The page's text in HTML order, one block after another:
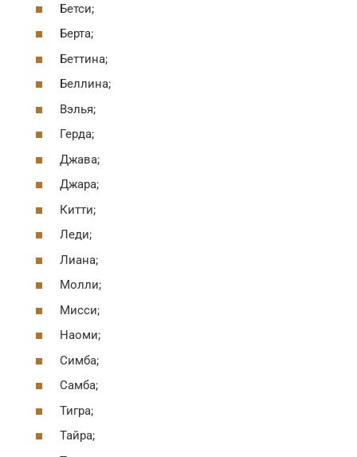
Бетси;
Берта;
Беттина;
Беллина;
Вэлья;
Герда;
Джава;
Джара;
Китти;
Леди;
Лиана;
Молли;
Мисси;
Наоми;
Симба;
Самба;
Тигра;
Тайра;